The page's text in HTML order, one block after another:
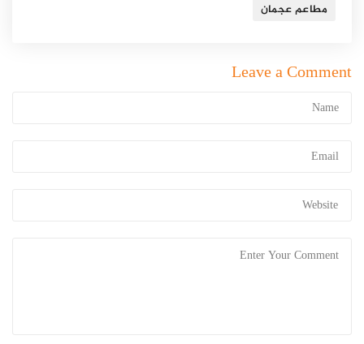
مطاعم عجمان
Leave a Comment